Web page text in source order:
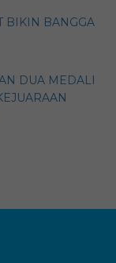
BIKIN BANGGA
DUA MEDALI